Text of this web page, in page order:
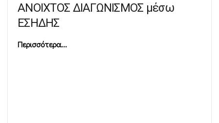
ΑΝΟΙΧΤΟΣ ΔΙΑΓΩΝΙΣΜΟΣ μέσω
ΕΣΗΔΗΣ
Περισσότερα...